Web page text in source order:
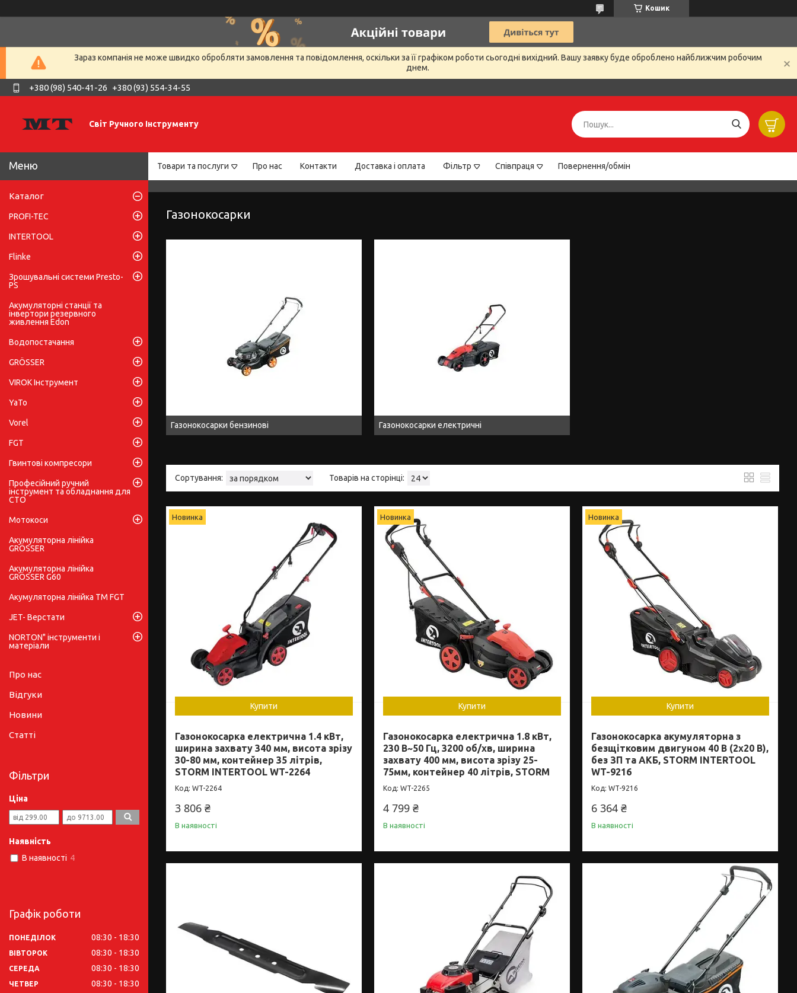
Кошик
Зараз компанія не може швидко обробляти замовлення та повідомлення, оскільки за її графіком роботи сьогодні вихідний. Вашу заявку буде оброблено найближчим робочим
днем.
+380 (98) 540-41-26 +380 (93) 554-34-55
Світ Ручного Інструменту
Товари та послуги Про нас Контакти Доставка і оплата Фільтр Співпраця Повернення/обмін
Газонокосарки
Газонокосарки бензинові Газонокосарки електричні
Новинка
Купити
Газонокосарка електрична 1.4 кВт,
ширина захвату 340 мм, висота зрізу
30-80 мм, контейнер 35 літрів,
STORM INTERTOOL WT-2264
WT-2264
3 806 ₴
В наявності
Новинка
Купити
Газонокосарка електрична 1.8 кВт,
230 В~50 Гц, 3200 об/хв, ширина
захвату 400 мм, висота зрізу 25-
75мм, контейнер 40 літрів, STORM
WT-2265
4 799 ₴
В наявності
Новинка
Купити
Газонокосарка акумуляторна з
безщітковим двигуном 40 В (2х20 В),
без ЗП та АКБ, STORM INTERTOOL
WT-9216
WT-9216
6 364 ₴
В наявності
Каталог
PROFI-TEC
INTERTOOL
Flinke
Зрошувальні системи Presto-
PS
Акумуляторні станції та
інвертори резервного
живлення Edon
Водопостачання
GRÖSSER
VIROK Інструмент
YaTo
Vorel
FGT
Гвинтові компресори
Професійний ручний
інструмент та обладнання для
СТО
Мотокоси
Акумуляторна лінійка
GRÖSSER
Акумуляторна лінійка
GRÖSSER G60
Акумуляторна лінійка ТМ FGT
JET- Верстати
NORTON" інструменти і
матеріали
Про нас
Відгуки
Новини
Статті
Фільтри
Ціна
Наявність
В наявності 4
Графік роботи
ПОНЕДІЛОК 08:30 18:30
ВІВТОРОК 08:30 18:30
СЕРЕДА 08:30 18:30
ЧЕТВЕР 08:30 18:30